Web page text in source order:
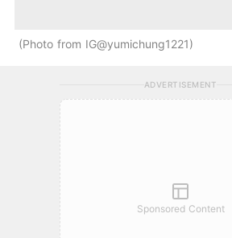
Photo from IG@yumichung1221
ADVERTISEMENT
Sponsored Content